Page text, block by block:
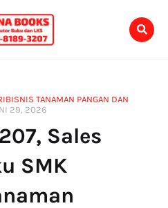
TANAMAN PANGAN DAN
29, 2026
Sales
SMK